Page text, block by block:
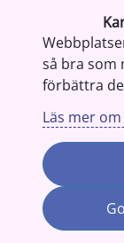
så bra som
förbättra
Läs mer